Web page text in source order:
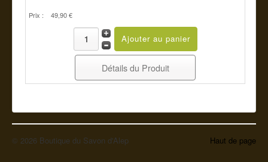
Prix : 49,90 €
Détails du Produit
Haut de page
© 2026 Boutique du Savon d'Alep